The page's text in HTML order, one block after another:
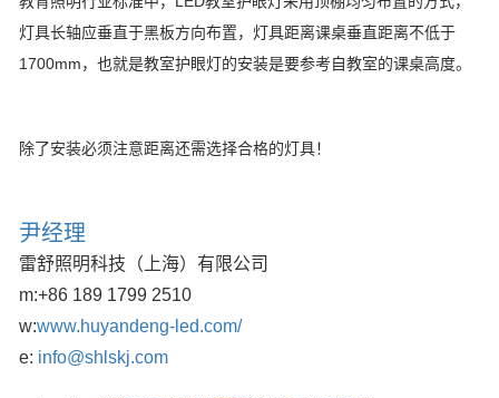
灯具长轴应垂直于黑板方向布置，灯具距离课桌垂直距离不低于
1700mm，也就是教室护眼灯的安装是要参考自教室的课桌高度。
除了安装必须注意距离还需选择合格的灯具！
尹经理
雷舒照明科技（上海）有限公司
m:+86 189 1799 2510
w:www.huyandeng-led.com/
e: info@shlskj.com